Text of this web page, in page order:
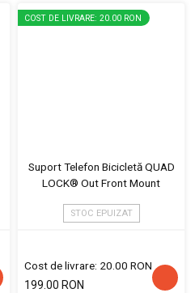
COST DE LIVRARE: 20.00 RON
Suport Telefon Bicicletă QUAD
LOCK® Out Front Mount
STOC EPUIZAT
Cost de livrare: 20.00 RON
199.00 RON